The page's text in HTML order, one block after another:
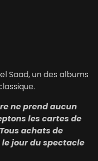
Saad, un des albums
ne prend aucun
les cartes de
achats de
jour du spectacle